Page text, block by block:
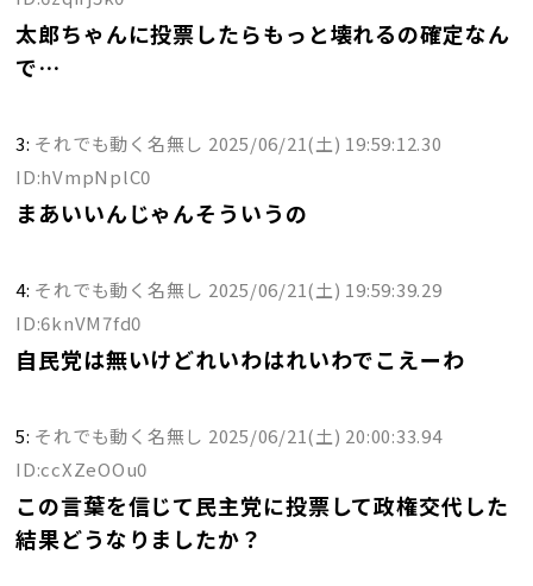
太郎ちゃんに投票したらもっと壊れるの確定なん
で…
3: それでも動く名無し 2025/06/21(土) 19:59:12.30
ID:hVmpNplC0
まあいいんじゃんそういうの
4: それでも動く名無し 2025/06/21(土) 19:59:39.29
ID:6knVM7fd0
自民党は無いけどれいわはれいわでこえーわ
5: それでも動く名無し 2025/06/21(土) 20:00:33.94
ID:ccXZeOOu0
この言葉を信じて民主党に投票して政権交代した
結果どうなりましたか？